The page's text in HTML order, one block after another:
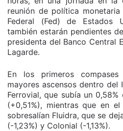
reunión de política
Federal (Fed) de Estados
también estarán pendientes
presidenta del Banco Central
Lagarde.
En los primeros
mayores ascensos dentro
Ferrovial, que subía un
(+0,51%), mientras que en
sobresalían Fluidra, que se
(-1,23%) y Colonial (-1,13%).